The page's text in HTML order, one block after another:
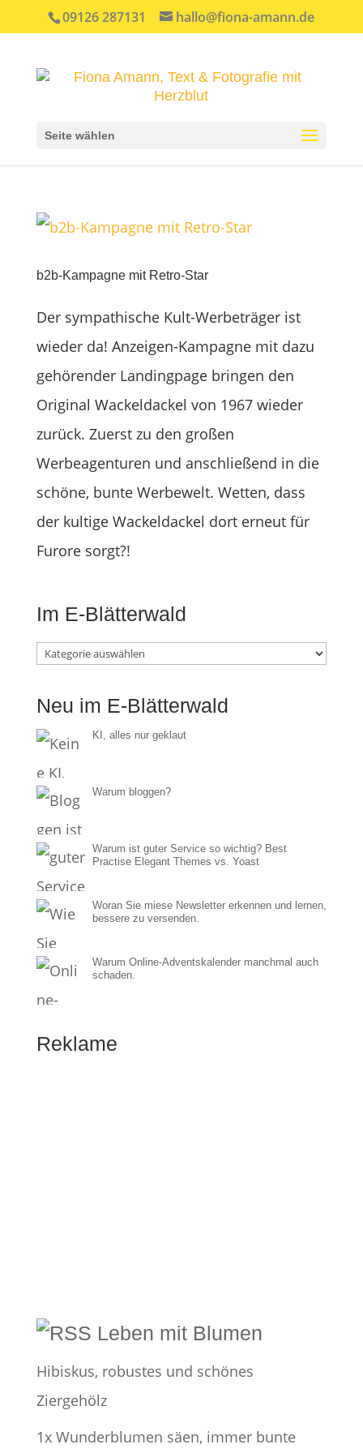
09126 287131 hallo@fiona-amann.de
Seite wählen
b2b-Kampagne mit Retro-Star
Der sympathische Kult-Werbeträger ist
wieder da! Anzeigen-Kampagne mit dazu
gehörender Landingpage bringen den
Original Wackeldackel von 1967 wieder
zurück. Zuerst zu den großen
Werbeagenturen und anschließend in die
schöne, bunte Werbewelt. Wetten, dass
der kultige Wackeldackel dort erneut für
Furore sorgt?!
Im E-Blätterwald
Im
Blätterwald
Neu im E-Blätterwald
KI, alles nur geklaut
Warum bloggen?
Warum ist guter Service so wichtig? Best
Practise Elegant Themes vs. Yoast
Woran Sie miese Newsletter erkennen und lernen,
bessere zu versenden.
Warum Online-Adventskalender manchmal auch
schaden.
Reklame
Leben mit Blumen
Hibiskus, robustes und schönes
Ziergehölz
1x Wunderblumen säen, immer bunte